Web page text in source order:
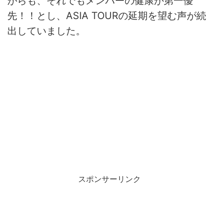
先！！とし、ASIA TOURの延期を望む声が続
出していました。
スポンサーリンク